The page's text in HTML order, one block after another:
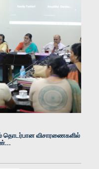
கங்கானி, பா.உ.
தொடர்பான விசாரணைகளில்